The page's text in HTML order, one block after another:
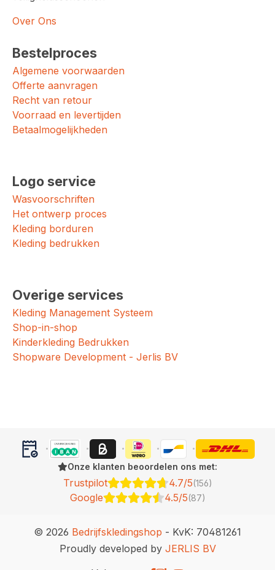
Over Ons
Bestelproces
Algemene voorwaarden
Offerte aanvragen
Recht van retour
Voorraad en levertijden
Betaalmogelijkheden
Logo service
Wasvoorschriften
Het ontwerp proces
Kleding borduren
Kleding bedrukken
Overige services
Kleding Management Systeem
Shop-in-shop
Kinderkleding Bedrukken
Shopware Development - Jerlis BV
Onze klanten beoordelen ons met:
Trustpilot 4.7/5(156)
Google 4.5/5(87)
© 2026 Bedrijfskledingshop - KvK: 70481261
Proudly developed by JERLIS BV